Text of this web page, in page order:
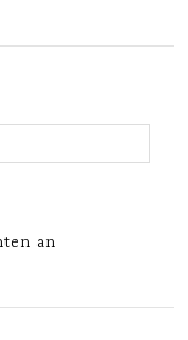
an